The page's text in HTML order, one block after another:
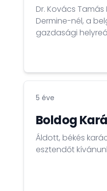
Dr. Kovács
Dermine-nél, a
gazdasági
5 éve
Boldog
Áldott, békés
esztendőt